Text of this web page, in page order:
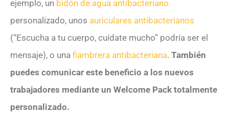
ejemplo, un bidón de agua antibacteriano
personalizado, unos auriculares antibacterianos
(“Escucha a tu cuerpo, cuídate mucho” podría ser el
mensaje), o una fiambrera antibacteriana. También
puedes comunicar este beneficio a los nuevos
trabajadores mediante un Welcome Pack totalmente
personalizado.